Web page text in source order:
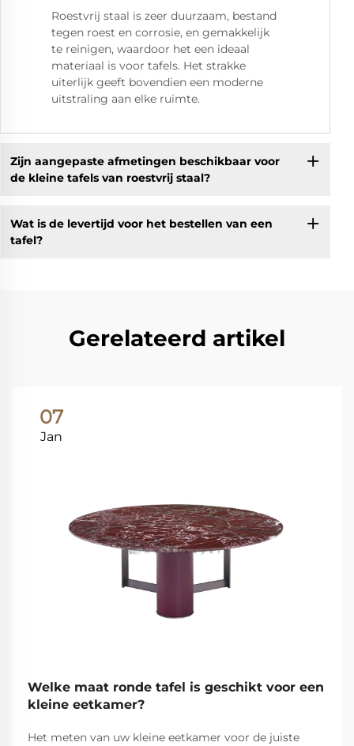
Roestvrij staal is zeer duurzaam, bestand
tegen roest en corrosie, en gemakkelijk
te reinigen, waardoor het een ideaal
materiaal is voor tafels. Het strakke
uiterlijk geeft bovendien een moderne
uitstraling aan elke ruimte.
Zijn aangepaste afmetingen beschikbaar voor
de kleine tafels van roestvrij staal?
Wat is de levertijd voor het bestellen van een
tafel?
Gerelateerd artikel
07
Jan
Welke maat ronde tafel is geschikt voor een
kleine eetkamer?
Het meten van uw kleine eetkamer voor de juiste